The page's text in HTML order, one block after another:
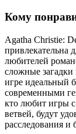
Кому
Agatha Christie:
привлекательна
любителей
сложные загадки
игре идеальный
современными
кто любит игры
ветвей, будут
расследования и